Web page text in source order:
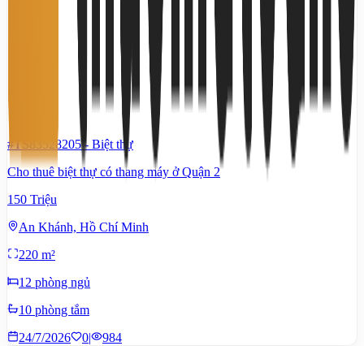
#TS83528205- Biệt thự
Cho thuê biệt thự có thang máy ở Quận 2
150 Triệu
An Khánh, Hồ Chí Minh
220 m²
12 phòng ngủ
10 phòng tắm
24/7/2026
0| 984